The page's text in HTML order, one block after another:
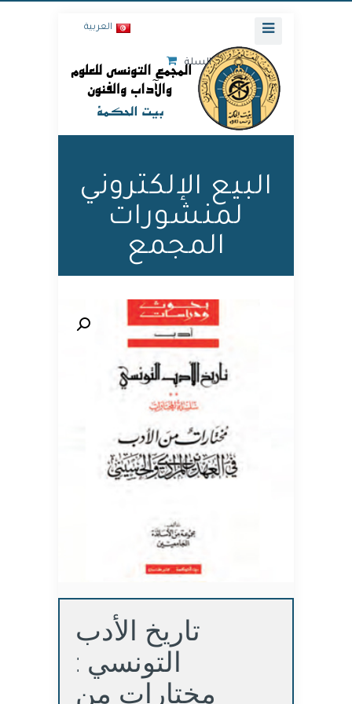
العربية
السلة
البيع الإلكتروني
لمنشورات
المجمع
🔍
تاريخ الأدب
التونسي :
مختارات من